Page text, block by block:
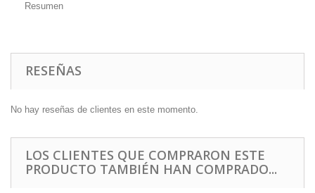
Resumen
RESEÑAS
No hay reseñas de clientes en este momento.
LOS CLIENTES QUE COMPRARON ESTE
PRODUCTO TAMBIÉN HAN COMPRADO...